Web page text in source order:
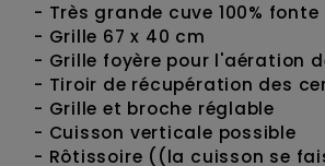
- Très grande cuve 100% fonte
- Grille 67 x 40 cm
- Grille foyère pour l'aération
- Tiroir de récupération des
- Grille et broche réglable
- Cuisson verticale possible
- Rôtissoire ((la cuisson se